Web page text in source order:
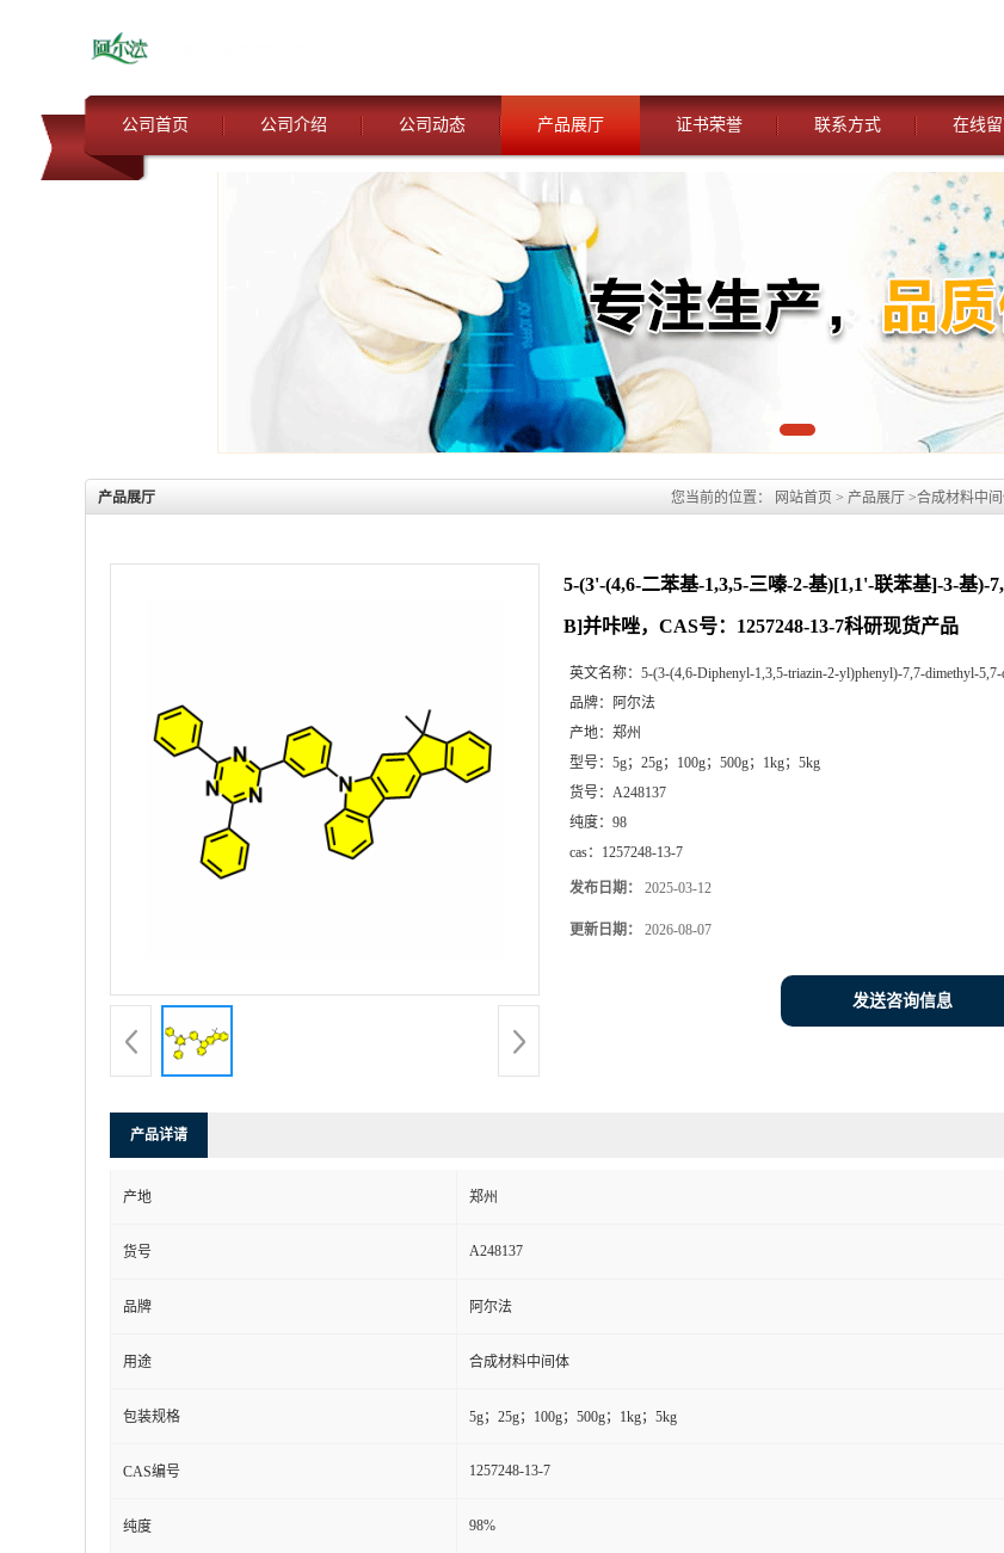
公司首页 公司介绍 公司动态 产品展厅 证书荣誉 联系方式 在线
产品展厅 您当前的位置： 网站首页 > 产品展厅 >合成材料中
5-(3'-(4,6-二苯基-1,3,5-三嗪-2-基)[1,1'-联苯基]-3-基)-
B]并咔唑，CAS号：1257248-13-7科研现货产品
英文名称： 5-(3-(4,6-Diphenyl-1,3,5-triazin-2-yl)phenyl)-7,7-dimethyl-
品牌：
阿尔法
产地： 郑州
型号： 5g；25g；100g；500g；1kg；5kg
货号： A248137
纯度： 98
cas： 1257248-13-7
发布日期： 2025-03-12
更新日期： 2026-08-07
发送咨询信息
产品详请
产地 郑州
货号 A248137
品牌 阿尔法
用途 合成材料中间体
包装规格 5g；25g；100g；500g；1kg；5kg
CAS编号 1257248-13-7
纯度 98%